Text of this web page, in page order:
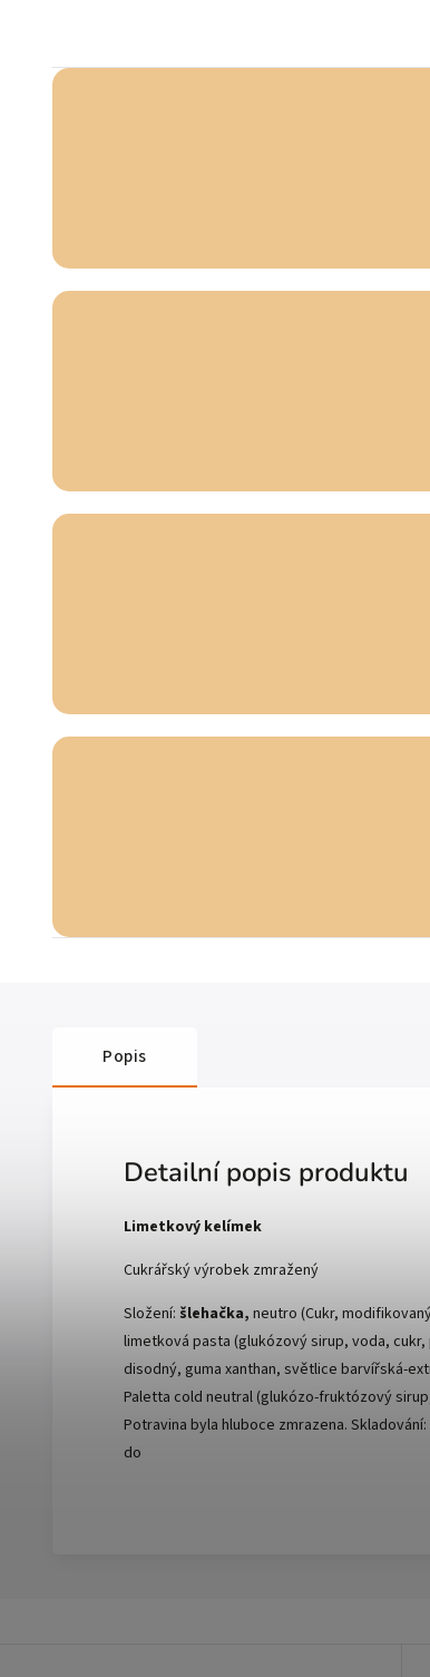
Popis
Detailní popis produktu
Limetkový kelímek
Cukrářský výrobek zmražený
Složení: šlehačka, neutro (Cukr,
limetková pasta (glukózový sirup, voda,
disodný, guma xanthan, světlice barvířská-
Paletta cold neutral (glukózo-fruktózový
Potravina byla hluboce zmrazena.
do